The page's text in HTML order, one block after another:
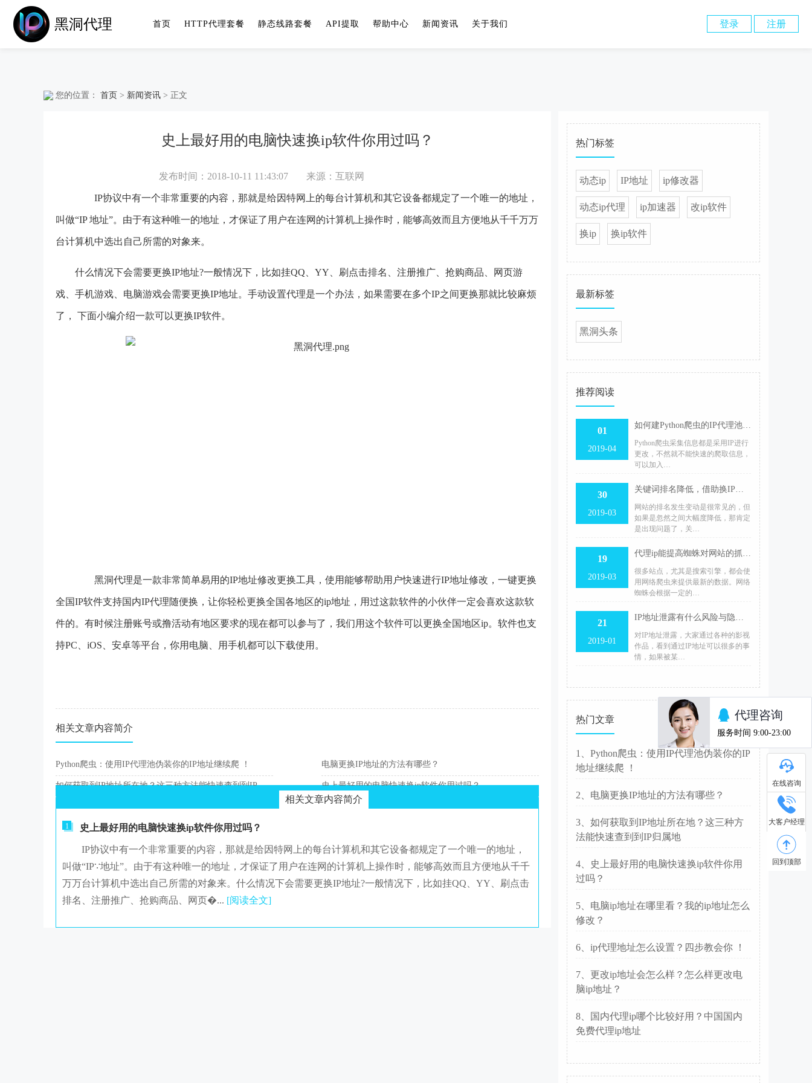
黑洞代理 首页 HTTP代理套餐 静态线路套餐 API提取 帮助中心 新闻资讯 关于我们 登录 注册
您的位置： 首页 > 新闻资讯 > 正文
史上最好用的电脑快速换ip软件你用过吗？
发布时间：2018-10-11 11:43:07 来源：互联网
IP协议中有一个非常重要的内容，那就是给因特网上的每台计算机和其它设备都规定了一个唯一的地址，
叫做“IP 地址”。由于有这种唯一的地址，才保证了用户在连网的计算机上操作时，能够高效而且方便地从千千万万
台计算机中选出自己所需的对象来。
什么情况下会需要更换IP地址?一般情况下，比如挂QQ、YY、刷点击排名、注册推广、抢购商品、网页游
戏、手机游戏、电脑游戏会需要更换IP地址。手动设置代理是一个办法，如果需要在多个IP之间更换那就比较麻烦
了， 下面小编介绍一款可以更换IP软件。
黑洞代理是一款非常简单易用的IP地址修改更换工具，使用能够帮助用户快速进行IP地址修改，一键更换
全国IP软件支持国内IP代理随便换，让你轻松更换全国各地区的ip地址，用过这款软件的小伙伴一定会喜欢这款软
件的。有时候注册账号或撸活动有地区要求的现在都可以参与了，我们用这个软件可以更换全国地区ip。软件也支
持PC、iOS、安卓等平台，你用电脑、用手机都可以下载使用。
相关文章内容简介
Python爬虫：使用IP代理池伪装你的IP地址继续爬 ！ 电脑更换IP地址的方法有哪些？
如何获取到IP地址所在地？这三种方法能快速查到到IP归属地 史上最好用的电脑快速换ip软件你用过吗？
相关文章内容简介
1 史上最好用的电脑快速换ip软件你用过吗？
IP协议中有一个非常重要的内容，那就是给因特网上的每台计算机和其它设备都规定了一个唯一的地址，
叫做“IP∵地址”。由于有这种唯一的地址，才保证了用户在连网的计算机上操作时，能够高效而且方便地从千千
万万台计算机中选出自己所需的对象来。什么情况下会需要更换IP地址?一般情况下，比如挂QQ、YY、刷点击
排名、注册推广、抢购商品、网页�... [阅读全文]
热门标签
动态ip IP地址 ip修改器
动态ip代理 ip加速器 改ip软件
换ip 换ip软件
最新标签
黑洞头条
推荐阅读
01
2019-04
如何建Python爬虫的IP代理池？三步学会搭建IP代理池
Python爬虫采集信息都是采用IP进行
更改，不然就不能快速的爬取信息，
可以加入…
30
2019-03
关键词排名降低，借助换IP软件刷回来
网站的排名发生变动是很常见的，但
如果是忽然之间大幅度降低，那肯定
是出现问题了，关…
19
2019-03
代理ip能提高蜘蛛对网站的抓取频次？
很多站点，尤其是搜索引擎，都会使
用网络爬虫来提供最新的数据。网络
蜘蛛会根据一定的…
21
2019-01
IP地址泄露有什么风险与隐藏IP地址的方法
对IP地址泄露，大家通过各种的影视
作品，看到通过IP地址可以很多的事
情，如果被某…
热门文章
1、Python爬虫：使用IP代理池伪装你的IP
地址继续爬 ！
2、电脑更换IP地址的方法有哪些？
3、如何获取到IP地址所在地？这三种方
法能快速查到到IP归属地
4、史上最好用的电脑快速换ip软件你用
过吗？
5、电脑ip地址在哪里看？我的ip地址怎么
修改？
6、ip代理地址怎么设置？四步教会你 ！
7、更改ip地址会怎么样？怎么样更改电
脑ip地址？
8、国内代理ip哪个比较好用？中国国内
免费代理ip地址
在线咨询
大客户经理
回到顶部